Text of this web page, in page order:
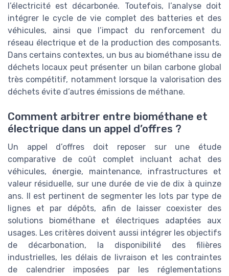
l’électricité est décarbonée. Toutefois, l’analyse doit
intégrer le cycle de vie complet des batteries et des
véhicules, ainsi que l’impact du renforcement du
réseau électrique et de la production des composants.
Dans certains contextes, un bus au biométhane issu de
déchets locaux peut présenter un bilan carbone global
très compétitif, notamment lorsque la valorisation des
déchets évite d’autres émissions de méthane.
Comment arbitrer entre biométhane et
électrique dans un appel d’offres ?
Un appel d’offres doit reposer sur une étude
comparative de coût complet incluant achat des
véhicules, énergie, maintenance, infrastructures et
valeur résiduelle, sur une durée de vie de dix à quinze
ans. Il est pertinent de segmenter les lots par type de
lignes et par dépôts, afin de laisser coexister des
solutions biométhane et électriques adaptées aux
usages. Les critères doivent aussi intégrer les objectifs
de décarbonation, la disponibilité des filières
industrielles, les délais de livraison et les contraintes
de calendrier imposées par les réglementations